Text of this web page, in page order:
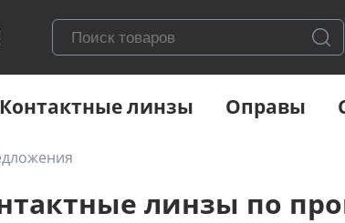
Контактные линзы Оправы
линзы по